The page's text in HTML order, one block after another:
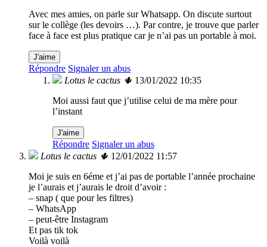
Avec mes amies, on parle sur Whatsapp. On discute surtout
sur le collège (les devoirs …). Par contre, je trouve que parler
face à face est plus pratique car je n’ai pas un portable à moi.
J'aime
Répondre Signaler un abus
Lotus le cactus 🌵 13/01/2022 10:35
Moi aussi faut que j’utilise celui de ma mère pour
l’instant
J'aime
Répondre Signaler un abus
Lotus le cactus 🌵 12/01/2022 11:57
Moi je suis en 6éme et j’ai pas de portable l’année prochaine
je l’aurais et j’aurais le droit d’avoir :
– snap ( que pour les filtres)
– WhatsApp
– peut-être Instagram
Et pas tik tok
Voilà voilà